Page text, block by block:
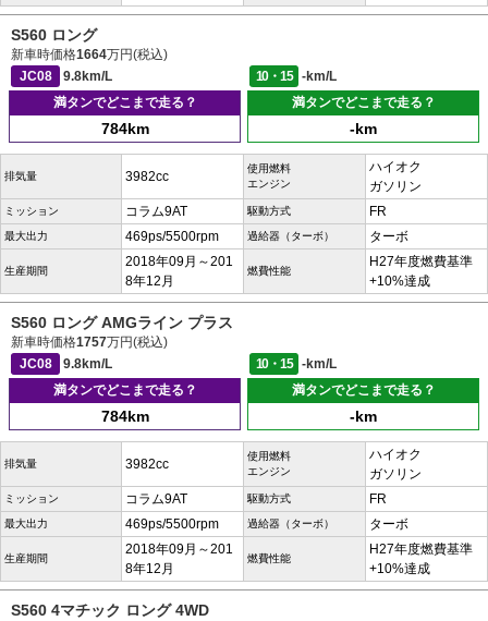
S560 ロング
新車時価格1664万円(税込)
JC08
9.8km/L 10・15
-km/L
満タンでどこまで走る？
784km
満タンでどこまで走る？
-km
排気量 3982cc
使用燃料
エンジン
ハイオク
ガソリン
ミッション コラム9AT 駆動方式 FR
最大出力 469ps/5500rpm 過給器（ターボ） ターボ
生産期間
2018年09月～201
8年12月
燃費性能
H27年度燃費基準
+10%達成
S560 ロング AMGライン プラス
新車時価格1757万円(税込)
JC08
9.8km/L 10・15
-km/L
満タンでどこまで走る？
784km
満タンでどこまで走る？
-km
排気量 3982cc
使用燃料
エンジン
ハイオク
ガソリン
ミッション コラム9AT 駆動方式 FR
最大出力 469ps/5500rpm 過給器（ターボ） ターボ
生産期間
2018年09月～201
8年12月
燃費性能
H27年度燃費基準
+10%達成
S560 4マチック ロング 4WD